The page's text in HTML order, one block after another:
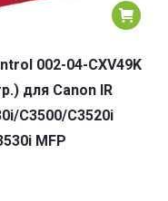
002-04-CXV49K
для Canon IR
C3500/C3520i
MFP